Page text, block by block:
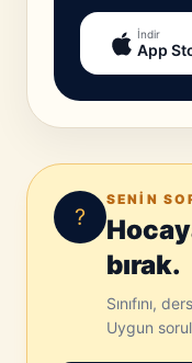
İndir
App
?
SENIN
bırak.
Sınıfını,
Uygun